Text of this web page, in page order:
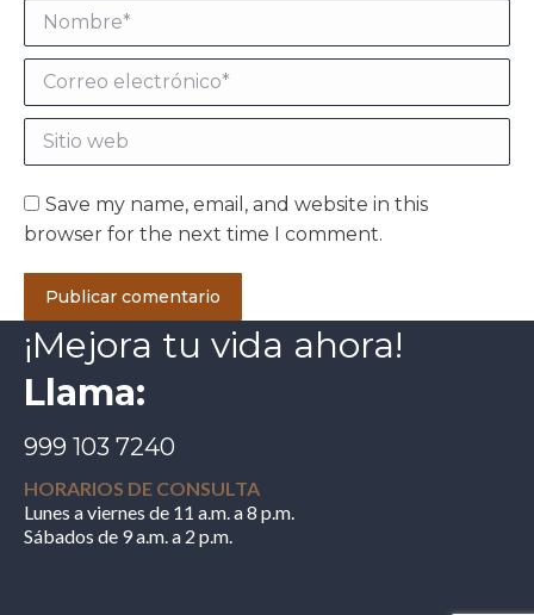
Nombre *
Correo electrónico *
Sitio web
Save my name, email, and website in this
browser for the next time I comment.
Publicar comentario
¡Mejora tu vida ahora!
Llama:
999 103 7240
HORARIOS DE CONSULTA
Lunes a viernes de 11 a.m. a 8 p.m.
Sábados de 9 a.m. a 2 p.m.